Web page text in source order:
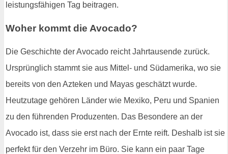
leistungsfähigen Tag beitragen.
Woher kommt die Avocado?
Die Geschichte der Avocado reicht Jahrtausende zurück.
Ursprünglich stammt sie aus Mittel- und Südamerika, wo sie
bereits von den Azteken und Mayas geschätzt wurde.
Heutzutage gehören Länder wie Mexiko, Peru und Spanien
zu den führenden Produzenten. Das Besondere an der
Avocado ist, dass sie erst nach der Ernte reift. Deshalb ist sie
perfekt für den Verzehr im Büro. Sie kann ein paar Tage